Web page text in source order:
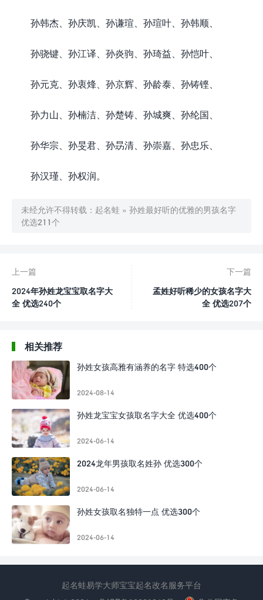
孙韩杰、孙庆凯、孙谦瑄、孙瑄叶、孙韩顺、
孙骁键、孙江译、孙炎驹、孙琦益、孙恺叶、
孙元克、孙衷烽、孙京辉、孙龄泰、孙铸铿、
孙力山、孙楠洁、孙楚铸、孙城爽、孙纶国、
孙华宗、孙旻君、孙昮清、孙崇嘉、孙忠乐、
孙汉瑾、孙权润。
未经允许不得转载： 起名蛙 » 孙姓最好听的优雅的男孩名字
优选211个
上一篇
2024年孙姓龙宝宝取名字大
全 优选240个
下一篇
孟姓好听稀少的女孩名字大
全 优选207个
相关推荐
孙姓女孩高雅有涵养的名字 特选400个
2024-08-14
孙姓龙宝宝女孩取名字大全 优选400个
2024-06-14
2024龙年男孩取名姓孙 优选300个
2024-06-14
孙姓女孩取名独特一点 优选300个
2024-06-14
起名蛙易学大师宝宝起名改名服务平台